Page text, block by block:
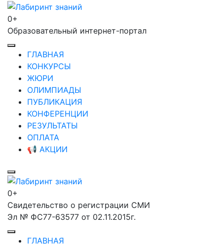
Перейти
содержимому
Enter)
Лабиринт знаний
0+
Образовательный интернет-портал
ГЛАВНАЯ
КОНКУРСЫ
ЖЮРИ
ОЛИМПИАДЫ
ПУБЛИКАЦИЯ
КОНФЕРЕНЦИИ
РЕЗУЛЬТАТЫ
ОПЛАТА
📢 АКЦИИ
Лабиринт знаний
0+
Свидетельство о регистрации СМИ
Эл № ФС77-63577 от 02.11.2015г.
ГЛАВНАЯ